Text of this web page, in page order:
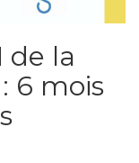
de la
6 mois